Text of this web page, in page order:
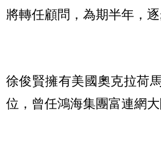
將轉任顧問，為期半年，逐
徐俊賢擁有美國奧克拉荷
位，曾任鴻海集團富連網大